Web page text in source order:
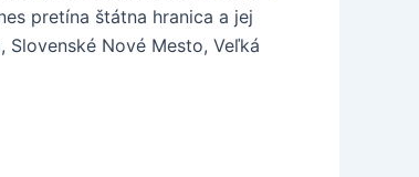
pretína štátna hranica a jej
Nové Mesto, Veľká